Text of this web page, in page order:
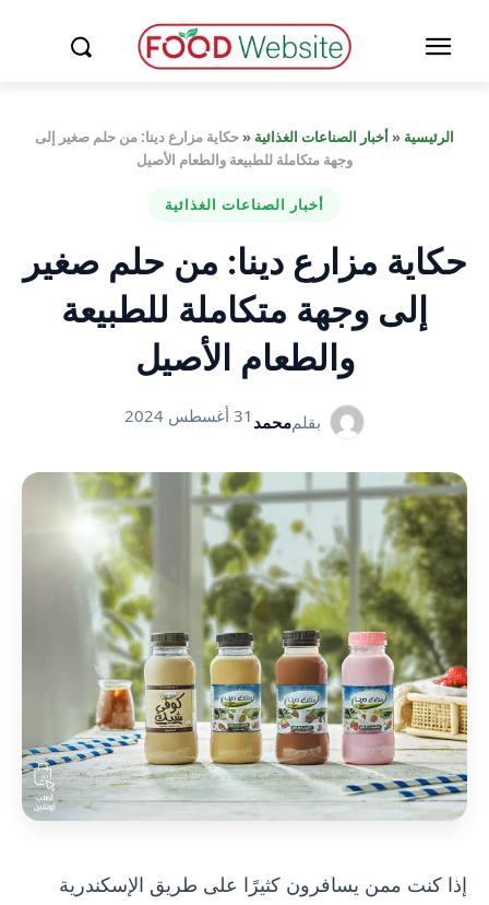
الرئيسية «أخبار الصناعات الغذائية «حكاية مزارع دينا: من حلم صغير إلى
وجهة متكاملة للطبيعة والطعام الأصيل
أخبار الصناعات الغذائية
حكاية مزارع دينا: من حلم صغير
إلى وجهة متكاملة للطبيعة
والطعام الأصيل
بقلممحمد 31 أغسطس 2024
إذا كنت ممن يسافرون كثيرًا على طريق الإسكندرية